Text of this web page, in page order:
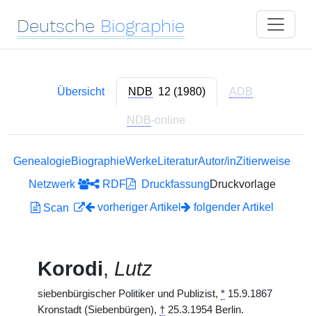
Deutsche Biographie
Übersicht NDB 12 (1980) ADB
NDB-online
GenealogieBiographieWerkeLiteraturAutor/inZitierweise
Netzwerk
RDF DruckfassungDruckvorlage
Scan
vorheriger Artikel folgender Artikel
Korodi, Lutz
siebenbürgischer Politiker und Publizist, * 15.9.1867
Kronstadt (Siebenbürgen), † 25.3.1954 Berlin.